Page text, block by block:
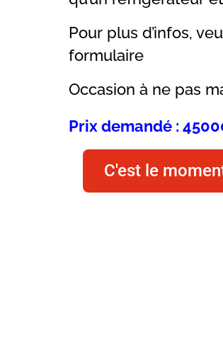
Pour plus d’infos,
formulaire
Occasion à ne pas
Prix demandé :
C'est le